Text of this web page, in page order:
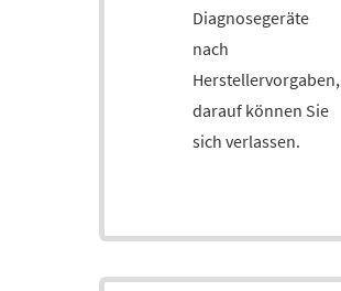
Diagnosegeräte
nach
Herstellervorgaben,
darauf können Sie
sich verlassen.